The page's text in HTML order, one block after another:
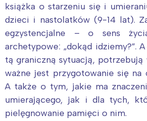
książka o starzeniu się i
dzieci i nastolatków (9-14 lat).
egzystencjalne – o sens
archetypowe: „dokąd idziemy?”.
tą graniczną sytuacją,
ważne jest przygotowanie się na
A także o tym, jakie ma
umierającego, jak i dla tych,
pielęgnowanie pamięci o nim.